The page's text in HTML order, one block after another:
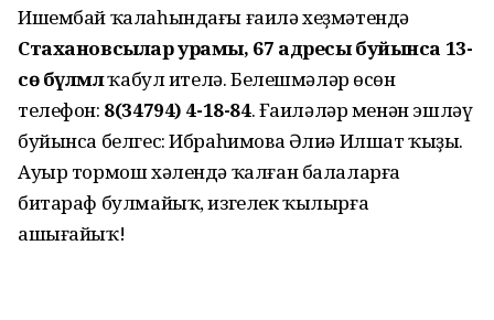
Ишембай ҡалаһындағы ғаилә хеҙмәтендә
Стахановсылар урамы, 67 адресы буйынса 13-
сө бүлмәләҡабул ителә. Белешмәләр өсөн
телефон: 8(34794) 4-18-84. Ғаиләләр менән эшләү
буйынса белгес: Ибраһимова Әлиә Илшат ҡыҙы.
Ауыр тормош хәлендә ҡалған балаларға
битараф булмайыҡ, изгелек ҡылырға
ашығайыҡ!